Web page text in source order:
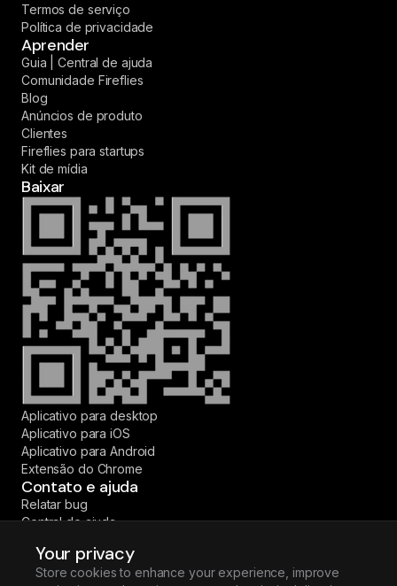
Your privacy
Store cookies to enhance your experience, improve
Termos de serviço
Política de privacidade
Aprender
Guia | Central de ajuda
Comunidade Fireflies
Blog
Anúncios de produto
Clientes
Fireflies para startups
Kit de mídia
Baixar
Aplicativo para desktop
Aplicativo para iOS
Aplicativo para Android
Extensão do Chrome
Contato e ajuda
Relatar bug
Central de ajuda
© 2026 Fireflies.ai Corp. Todos os direitos reservados.
English · Español · Deutsch · Français · Português (BR)